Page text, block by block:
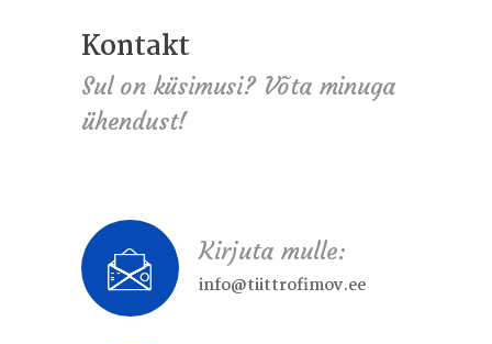
Kontakt
Kontakt
Sul on küsimusi? Võta minuga
ühendust!
Kirjuta mulle:
info@tiittrofimov.ee